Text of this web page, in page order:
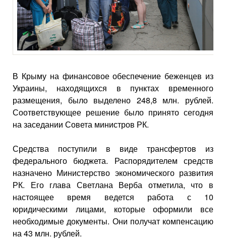
В Крыму на финансовое обеспечение беженцев из
Украины, находящихся в пунктах временного
размещения, было выделено 248,8 млн. рублей.
Соответствующее решение было принято сегодня
на заседании Совета министров РК.
Средства поступили в виде трансфертов из
федерального бюджета. Распорядителем средств
назначено Министерство экономического развития
РК. Его глава Светлана Верба отметила, что в
настоящее время ведется работа с 10
юридическими лицами, которые оформили все
необходимые документы. Они получат компенсацию
на 43 млн. рублей.